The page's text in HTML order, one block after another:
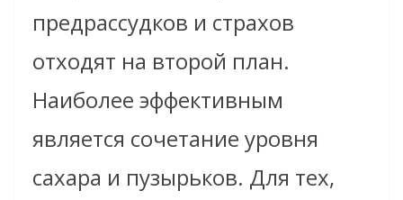
предрассудков и страхов
отходят на второй план.
Наиболее эффективным
является сочетание уровня
сахара и пузырьков. Для тех,